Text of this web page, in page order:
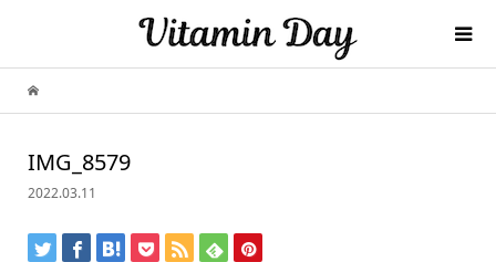
IMG_8579
2022.03.11